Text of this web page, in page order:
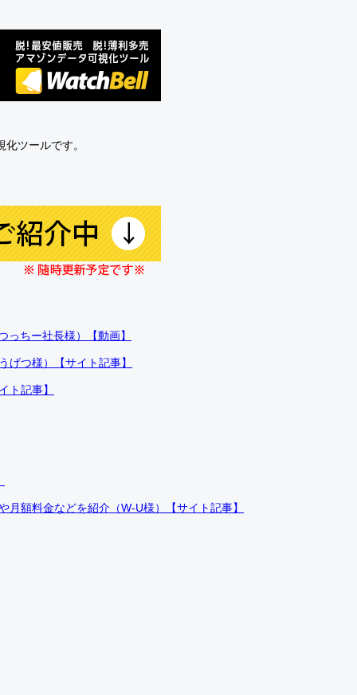
ツールです。
ちー社長様）【動画】
げつ様）【サイト記事】
ト記事】
額料金などを紹介（W-U様）【サイト記事】